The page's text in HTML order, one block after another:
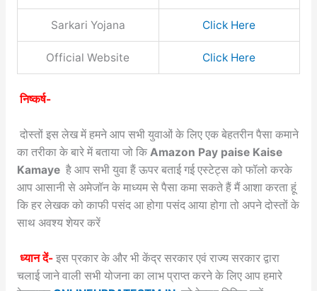
Sarkari Yojana Click Here
Official Website Click Here
निष्कर्ष-
दोस्तों इस लेख में हमने आप सभी युवाओं के लिए एक बेहतरीन पैसा कमाने
का तरीका के बारे में बताया जो किAmazon Pay paise Kaise
Kamayeहै आप सभी युवा हैं ऊपर बताई गई एस्टेट्स को फॉलो करके
आप आसानी से अमेजॉन के माध्यम से पैसा कमा सकते हैं मैं आशा करता हूं
कि हर लेखक को काफी पसंद आ होगा पसंद आया होगा तो अपने दोस्तों के
साथ अवश्य शेयर करें
ध्यान दें- इस प्रकार के और भी केंद्र सरकार एवं राज्य सरकार द्वारा
चलाई जाने वाली सभी योजना का लाभ प्राप्त करने के लिए आप हमारे